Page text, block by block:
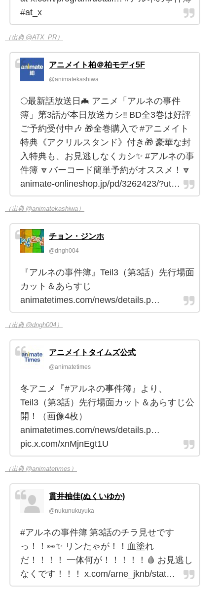
#at_x
（出典 @ATX_PR）
アニメイト柏＠柏モディ5F
@animatekashiwa
🌕最新話放送日🦇 アニメ「アルネの事件
簿」第3話が本日放送カシ‼️ BD全3巻は好評
ご予約受付中🎶 🎁全巻購入で #アニメイト
特典《アクリルスタンド》付き🎁 豪華な封
入特典も、お見逃しなくカシ✨ #アルネの事
件簿 🔽バーコード簡単予約がオススメ！🔽
animate-onlineshop.jp/pd/3262423/?ut…
（出典 @animatekashiwa）
チョン・ジンホ
@dngh004
『アルネの事件簿』Teil3（第3話）先行場面
カット＆あらすじ
animatetimes.com/news/details.p…
（出典 @dngh004）
アニメイトタイムズ公式
@animatetimes
冬アニメ『#アルネの事件簿』より、
Teil3（第3話）先行場面カット＆あらすじ公
開！（画像4枚）
animatetimes.com/news/details.p…
pic.x.com/xnMjnEgt1U
（出典 @animatetimes）
貫井柚佳(ぬくいゆか)
@nukunukuyuka
#アルネの事件簿 第3話のチラ見せです
っ！！👀✨ リンたゃが！！血塗れ
だ！！！！ 一体何が！！！！！🩸 お見逃し
なくです！！！ x.com/arne_jknb/stat…